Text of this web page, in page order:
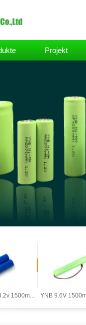
Projekt
1500m... YNB 9.6V